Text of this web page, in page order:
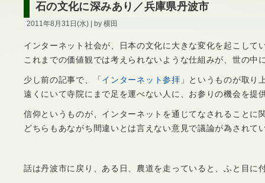
石の文化に深みあり／兵庫県丹波市
2011年8月31日(水) | by 横田
インターネット社会が、日本の文化に大きな変化を起こして
これまでの価値観では考えられないような仕組みが、世の中
少し前の記事で、「インターネット参拝 」というものが取り
遠くにいて寺院にまで足を運べない人に、お参りの機会を提
信仰というものが、インターネットを通じてなされることに
どちらもあながち間違いとは言えない意見で議論が為されて
話は丹波市に戻り、ある日、農道を走っていると、ふと目に